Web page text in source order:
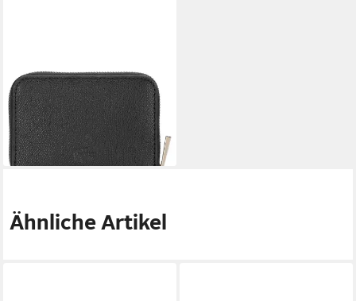
Élysées - Geldbörse 4cc 11.5
cm (black)
78,78 €
lieferbar - in 2-3 Werktagen bei dir
Ähnliche Artikel